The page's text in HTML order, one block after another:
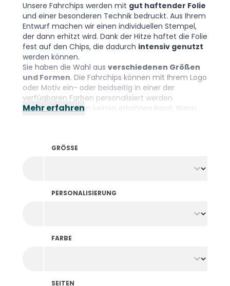
Unsere Fahrchips werden mit gut haftender Folie
und einer besonderen Technik bedruckt. Aus Ihrem
Entwurf machen wir einen individuellen Stempel,
der dann erhitzt wird. Dank der Hitze haftet die Folie
fest auf den Chips, die dadurch intensiv genutzt
werden können.
Sie haben die Wahl aus verschiedenen Größen
und Formen. Die Fahrchips können mit Ihrem Logo
oder Motiv ein- oder beidseitig in einer der
verfügbaren Farben personalisiert werden.
Kirmeschips haben keinen erhöhten Rand. Wenn
Mehr erfahren
GRÖSSE
PERSONALISIERUNG
FARBE
SEITEN